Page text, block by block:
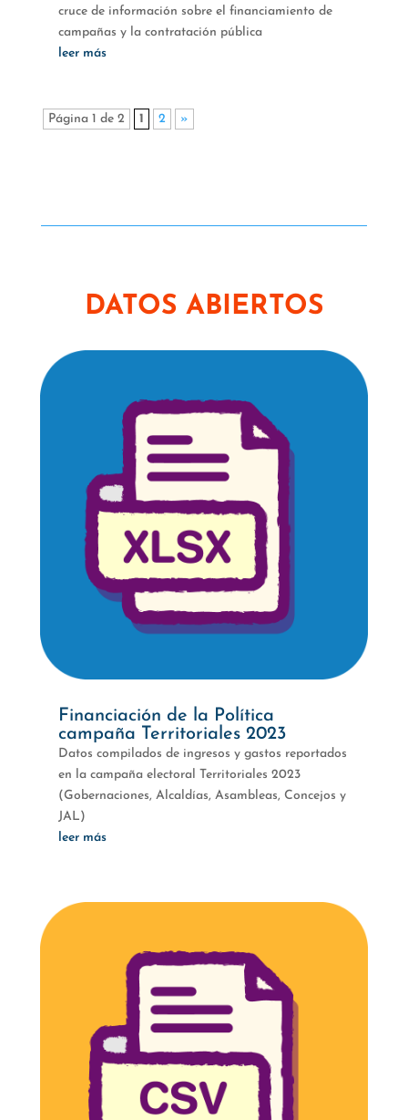
cruce de información sobre el financiamiento de
campañas y la contratación pública
leer más
Página 1 de 2 1 2 »
DATOS ABIERTOS
Financiación de la Política
campaña Territoriales 2023
Datos compilados de ingresos y gastos reportados
en la campaña electoral Territoriales 2023
(Gobernaciones, Alcaldías, Asambleas, Concejos y
JAL)
leer más